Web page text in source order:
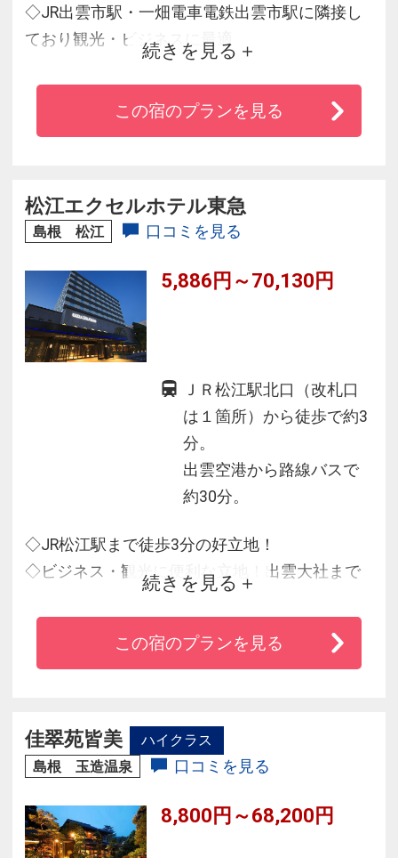
◇JR出雲市駅・一畑電車電鉄出雲市駅に隣接し
ており観光・ビジネスに最適
◇ゆっくりお寛ぎいただけるよう広々とゆった
りとした客室
◇出雲の味しじみ汁やあごの焼き等20種類以上
も完備
◇駐車場500円/日（ご宿泊の客様）
続きを見る
この宿のプランを見る
松江エクセルホテル東急
島根 松江 口コミを見る
5,886円～70,130円
ＪＲ松江駅北口（改札口
は１箇所）から徒歩で約3
分。
出雲空港から路線バスで
約30分。
◇JR松江駅まで徒歩3分の好立地！
◇ビジネス・観光に便利な立地！出雲大社まで
◇出雲・石見・隠岐の島根の三つの地方をそれ
ぞれイメージした客室です
続きを見る
この宿のプランを見る
佳翠苑皆美
ハイクラス
島根 玉造温泉
口コミを見る
8,800円～68,200円